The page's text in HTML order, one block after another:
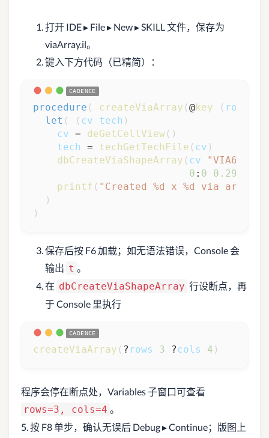
打开 IDE ▸ File ▸ New ▸ SKILL 文件，保存为
viaArray.il。
键入下方代码（已精简）：
procedure ( createViaArray (@key ( rows
let ( ( cv tech )
cv = deGetCellView( )
tech
= techGetTechFile ( cv )
dbCreateViaShapeArray ( cv "VIA67"
0 : 0 0.29
printf ( "Created %d x %d via
)
)
保存后按 F6 加载；如无语法错误，Console 会
输出 t 。
在 dbCreateViaShapeArray 行设断点，再
于 Console 里执行
createViaArray ( ? rows 3 ?cols 4 )
程序会停在断点处，Variables 子窗口可查看
rows=3, cols=4 。
5. 按 F8 单步，确认无误后 Debug ▸ Continue；版图上